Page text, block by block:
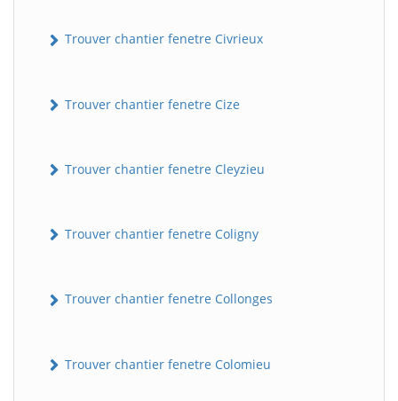
Trouver chantier fenetre Civrieux
Trouver chantier fenetre Cize
Trouver chantier fenetre Cleyzieu
Trouver chantier fenetre Coligny
Trouver chantier fenetre Collonges
Trouver chantier fenetre Colomieu